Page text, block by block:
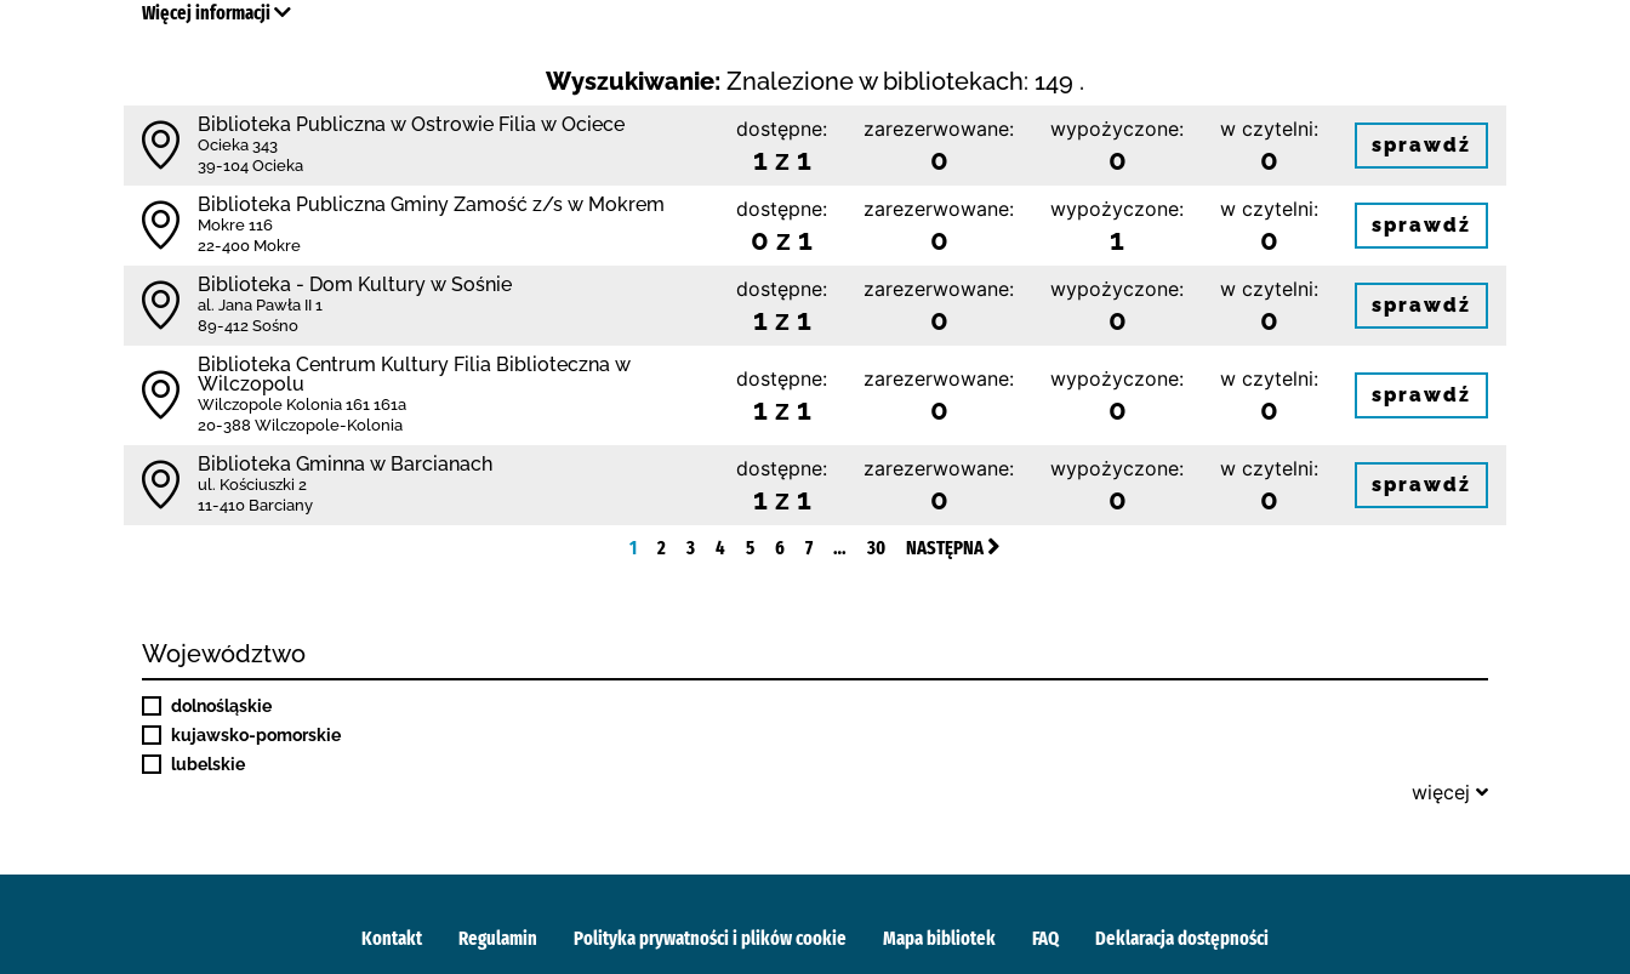
Więcej informacji
Wyszukiwanie: Znalezione w bibliotekach: 149 .
Biblioteka Publiczna w Ostrowie Filia w Ociece
Ocieka 343
39-104 Ocieka
dostępne:
1 z 1
zarezerwowane:
0
wypożyczone:
0
w czytelni:
0 sprawdź
Biblio­teka Publiczna Gminy Zamość z/s w Mokrem
Mokre 116
22-400 Mokre
dostępne:
0 z 1
zarezerwowane:
0
wypożyczone:
1
w czytelni:
0 sprawdź
Biblioteka - Dom Kultury w Sośnie
al. Jana Pawła II 1
89-412 Sośno
dostępne:
1 z 1
zarezerwowane:
0
wypożyczone:
0
w czytelni:
0 sprawdź
Biblioteka Centrum Kultury Filia Biblioteczna w
Wilczopolu
Wilczopole Kolonia 161 161a
20-388 Wilczopole-Kolonia
dostępne:
1 z 1
zarezerwowane:
0
wypożyczone:
0
w czytelni:
0 sprawdź
Biblioteka Gminna w Barcianach
ul. Kościuszki 2
11-410 Barciany
dostępne:
1 z 1
zarezerwowane:
0
wypożyczone:
0
w czytelni:
0 sprawdź
1 2 3 4 5 6 7 … 30 NASTĘPNA
Województwo
dolnośląskie
kujawsko-pomorskie
lubelskie
więcej
Kontakt Regulamin Polityka prywatności i plików cookie Mapa bibliotek FAQ Deklaracja dostępności